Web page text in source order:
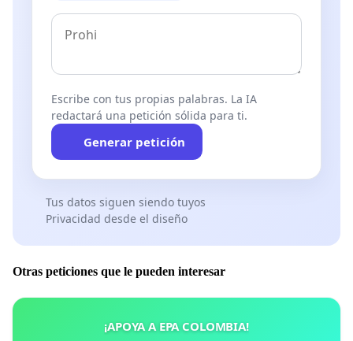
Escribe con tus propias palabras. La IA
redactará una petición sólida para ti.
Generar petición
Tus datos siguen siendo tuyos
Privacidad desde el diseño
Otras peticiones que le pueden interesar
¡APOYA A EPA COLOMBIA!